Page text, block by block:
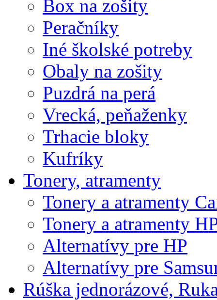
Box na zošity
Peračníky
Iné školské potreby
Obaly na zošity
Puzdrá na perá
Vrecká, peňaženky
Trhacie bloky
Kufríky
Tonery, atramenty
Tonery a atramenty
Tonery a atramenty
Alternatívy pre HP
Alternatívy pre
Rúška jednorázové,